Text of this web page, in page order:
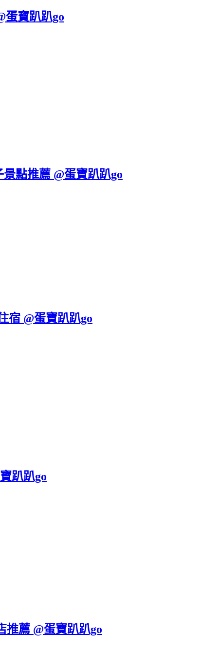
蛋寶趴趴go
點推薦 @蛋寶趴趴go
宿 @蛋寶趴趴go
趴趴go
薦 @蛋寶趴趴go